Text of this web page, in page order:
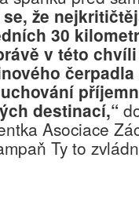
se, že
30
v této
destinací,“
Asociace
Ty to